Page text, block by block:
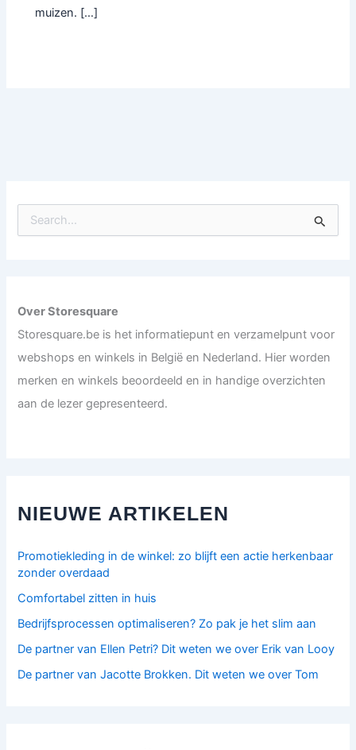
muizen. […]
f
r
:
Over Storesquare
Storesquare.be is het informatiepunt en verzamelpunt voor
webshops en winkels in België en Nederland. Hier worden
merken en winkels beoordeeld en in handige overzichten
aan de lezer gepresenteerd.
NIEUWE ARTIKELEN
Promotiekleding in de winkel: zo blijft een actie herkenbaar
zonder overdaad
Comfortabel zitten in huis
Bedrijfsprocessen optimaliseren? Zo pak je het slim aan
De partner van Ellen Petri? Dit weten we over Erik van Looy
De partner van Jacotte Brokken. Dit weten we over Tom